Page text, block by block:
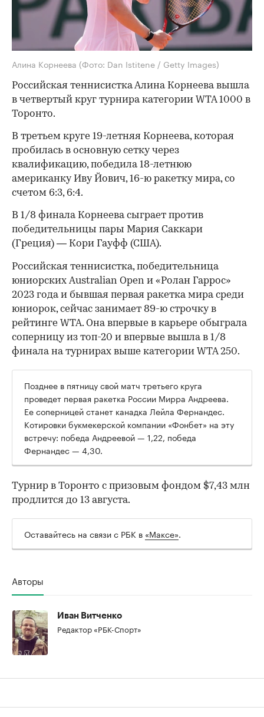
Алина Корнеева (Фото: Dan Istitene / Getty Images)
Российская теннисистка Алина Корнеева вышла
в четвертый круг турнира категории WTA 1000 в
Торонто.
В третьем круге 19-летняя Корнеева, которая
пробилась в основную сетку через
квалификацию, победила 18-летнюю
американку Иву Йович, 16-ю ракетку мира, со
счетом 6:3, 6:4.
В 1/8 финала Корнеева сыграет против
победительницы пары Мария Саккари
(Греция) — Кори Гауфф (США).
00:00
Российская теннисистка, победительница
юниорских Australian Open и «Ролан Гаррос»
2023 года и бывшая первая ракетка мира среди
юниорок, сейчас занимает 89-ю строчку в
рейтинге WTA. Она впервые в карьере обыграла
соперницу из топ-20 и впервые вышла в 1/8
финала на турнирах выше категории WTA 250.
Позднее в пятницу свой матч третьего круга
проведет первая ракетка России Мирра Андреева.
Ее соперницей станет канадка Лейла Фернандес.
Котировки букмекерской компании «Фонбет» на эту
встречу: победа Андреевой — 1,22, победа
Фернандес — 4,30.
Турнир в Торонто с призовым фондом $7,43 млн
продлится до 13 августа.
Оставайтесь на связи с РБК в «Максе».
Авторы
Иван Витченко
Редактор «РБК-Спорт»